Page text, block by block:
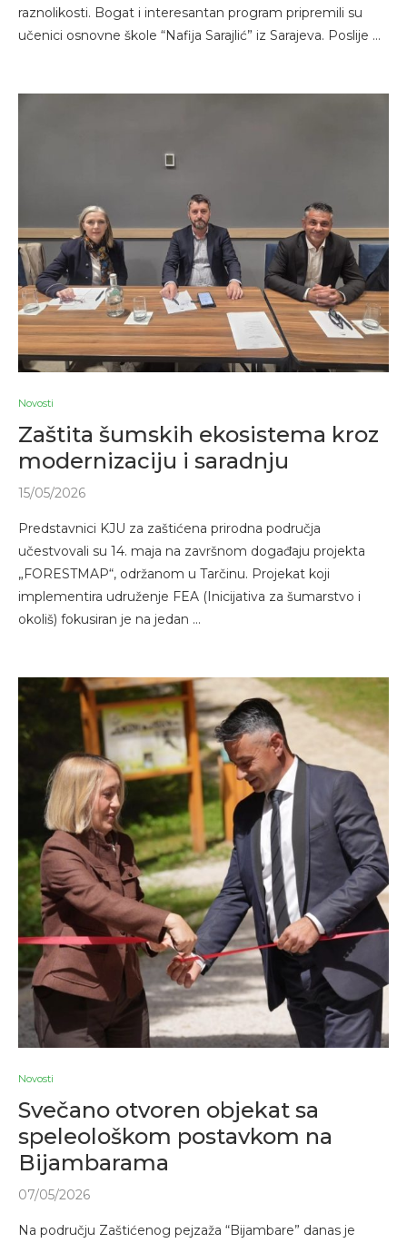
raznolikosti. Bogat i interesantan program pripremili su
učenici osnovne škole “Nafija Sarajlić” iz Sarajeva. Poslije …
Novosti
Zaštita šumskih ekosistema kroz
modernizaciju i saradnju
15/05/2026
Predstavnici KJU za zaštićena prirodna područja
učestvovali su 14. maja na završnom događaju projekta
„FORESTMAP“, održanom u Tarčinu. Projekat koji
implementira udruženje FEA (Inicijativa za šumarstvo i
okoliš) fokusiran je na jedan …
Novosti
Svečano otvoren objekat sa
speleološkom postavkom na
Bijambarama
07/05/2026
Na području Zaštićenog pejzaža “Bijambare” danas je